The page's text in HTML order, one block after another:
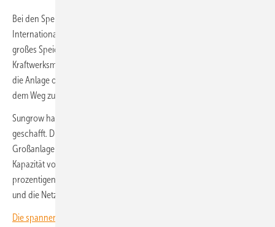
Bei den Speichern haben die Lösungen von Phenogy, Sungrow und
International Power Supply die Jury überzeugt. Phenogy hat ein
großes Speichersystem auf Natriumionenbasis für Gewerbe und im
Kraftwerksmaßstab entwickelt. Die Jury hat vor allem überzeugt, dass
die Anlage ohne Lithium auskommt. Es sei ein neuer Meilenstein auf
dem Weg zur technologischen Reife von Natriumionen-Speichern.
Sungrow hat es mit dem neuen Power Titan 3.0 aufs Siegertreppchen
geschafft. Dies ist ein containerisiertes Batteriesystem für
Großanlagen mit einer Leistung von 1,87 Megawatt und einer
Kapazität von 7,14 Megawattstunden. Die Jury lobte vor allem den 92-
prozentigen Round-Trip-Wirkungsgrad, das Preis-Leistungs-Verhältnis
und die Netzstabilitätsfunktionen.
Die spannendsten Artikel, Grafiken und Dossiers erhalten unsere